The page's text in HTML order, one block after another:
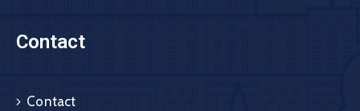
Contact
Contact